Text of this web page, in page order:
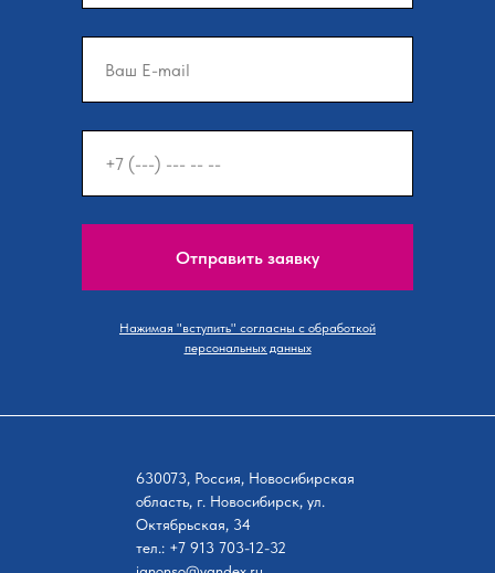
Отправить заявку
Нажимая "вступить" согласны с обработкой
персональных данных
630073, Россия, Новосибирская
область, г. Новосибирск, ул.
Октябрьская, 34
тел.: +7 913 703-12-32